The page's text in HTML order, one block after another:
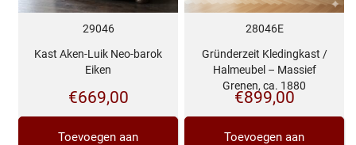
29046
Kast Aken-Luik Neo-barok
Eiken
€669,00
Toevoegen aan
28046E
Gründerzeit Kledingkast /
Halmeubel – Massief
Grenen, ca. 1880
€899,00
Toevoegen aan